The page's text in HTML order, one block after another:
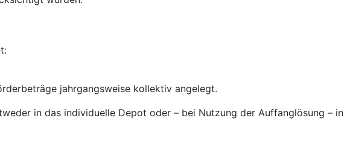
jahrgangsweise kollektiv angelegt.
in das individuelle Depot oder – bei Nutzung der Auffanglösung – in